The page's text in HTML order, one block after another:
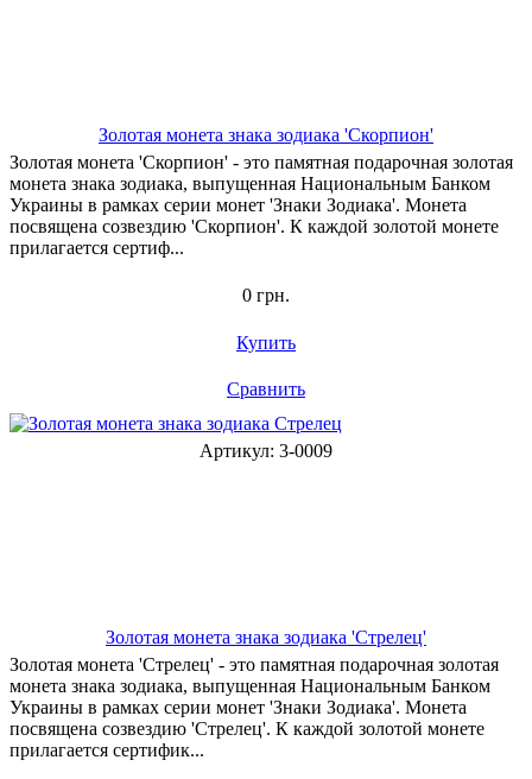
Золотая монета знака зодиака 'Скорпион'
Золотая монета 'Скорпион' - это памятная подарочная золотая
монета знака зодиака, выпущенная Национальным Банком
Украины в рамках серии монет 'Знаки Зодиака'. Монета
посвящена созвездию 'Скорпион'. К каждой золотой монете
прилагается сертиф...
0 грн.
Купить
Сравнить
Артикул: 3-0009
Золотая монета знака зодиака 'Стрелец'
Золотая монета 'Стрелец' - это памятная подарочная золотая
монета знака зодиака, выпущенная Национальным Банком
Украины в рамках серии монет 'Знаки Зодиака'. Монета
посвящена созвездию 'Стрелец'. К каждой золотой монете
прилагается сертифик...